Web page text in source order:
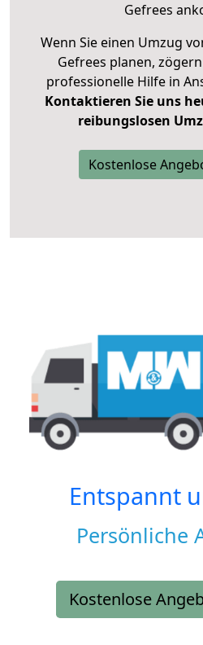
Gefrees
Wenn Sie einen Umzug
Gefrees planen,
professionelle Hilfe in
Kontaktieren Sie uns
reibungslosen
Kostenlose
Entspannt
Persönliche
Kostenlose